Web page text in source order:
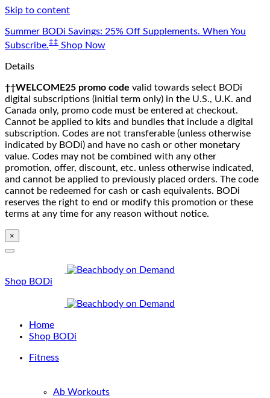
Skip to content
Summer BODi Savings: 25% Off Supplements. When You
Subscribe.‡‡ Shop Now
Details
††WELCOME25 promo code valid towards select BODi
digital subscriptions (initial term only) in the U.S., U.K. and
Canada only, promo code must be entered at checkout.
Cannot be applied to kits and bundles that include a digital
subscription. Codes are not transferable (unless otherwise
indicated by BODi) and have no cash or other monetary
value. Codes may not be combined with any other
promotion, offer, discount, etc. unless otherwise indicated,
and cannot be applied to previously placed orders. The code
cannot be redeemed for cash or cash equivalents. BODi
reserves the right to end or modify this promotion or these
terms at any time for any reason without notice.
×
Shop BODi
Home
Shop BODi
Fitness
Ab Workouts